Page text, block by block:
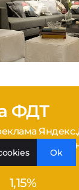
ФДТ
клиники
терапии
1,15%
Ok